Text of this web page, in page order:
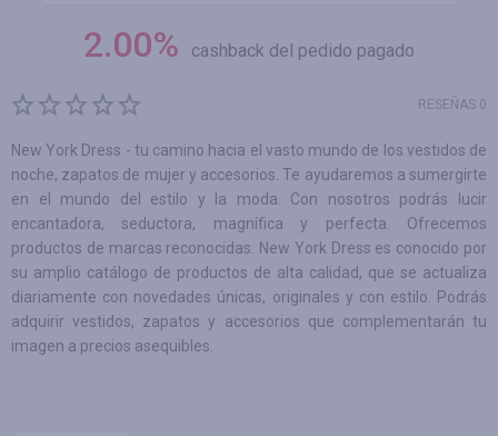
2.00% cashback del pedido pagado
RESEÑAS 0
New York Dress - tu camino hacia el vasto mundo de los vestidos de
noche, zapatos de mujer y accesorios. Te ayudaremos a sumergirte
en el mundo del estilo y la moda. Con nosotros podrás lucir
encantadora, seductora, magnífica y perfecta. Ofrecemos
productos de marcas reconocidas. New York Dress es conocido por
su amplio catálogo de productos de alta calidad, que se actualiza
diariamente con novedades únicas, originales y con estilo. Podrás
adquirir vestidos, zapatos y accesorios que complementarán tu
imagen a precios asequibles.